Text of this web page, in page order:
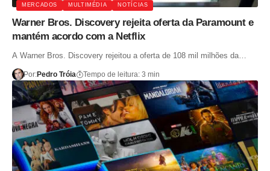
MERCADOS MULTIMÉDIA NOTÍCIAS
Warner Bros. Discovery rejeita oferta da Paramount e
mantém acordo com a Netflix
A Warner Bros. Discovery rejeitou a oferta de 108 mil milhões da…
Por:Pedro Tróia Tempo de leitura: 3 min